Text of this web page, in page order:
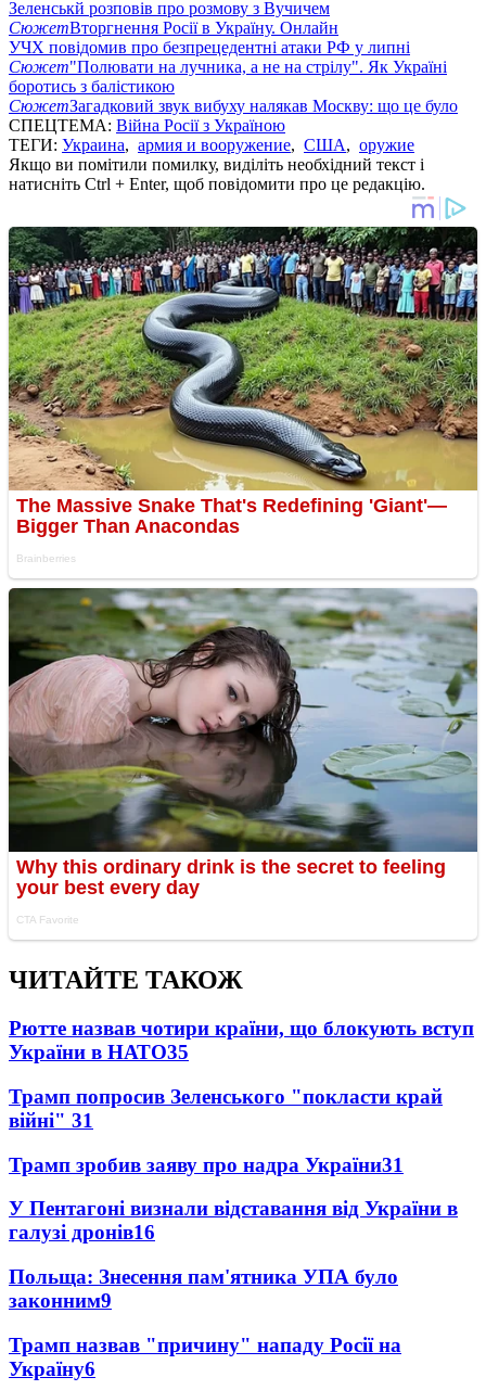
Зеленськй розповів про розмову з Вучичем
СюжетВторгнення Росії в Україну. Онлайн
УЧХ повідомив про безпрецедентні атаки РФ у липні
Сюжет"Полювати на лучника, а не на стрілу". Як Україні
боротись з балістикою
СюжетЗагадковий звук вибуху налякав Москву: що це було
СПЕЦТЕМА: Війна Росії з Україною
ТЕГИ: Украина, армия и вооружение, США, оружие
Якщо ви помітили помилку, виділіть необхідний текст і
натисніть Ctrl + Enter, щоб повідомити про це редакцію.
ЧИТАЙТЕ ТАКОЖ
Рютте назвав чотири країни, що блокують вступ
України в НАТО35
Трамп попросив Зеленського "покласти край
війні" 31
Трамп зробив заяву про надра України31
У Пентагоні визнали відставання від України в
галузі дронів16
Польща: Знесення пам'ятника УПА було
законним9
Трамп назвав "причину" нападу Росії на
Україну6